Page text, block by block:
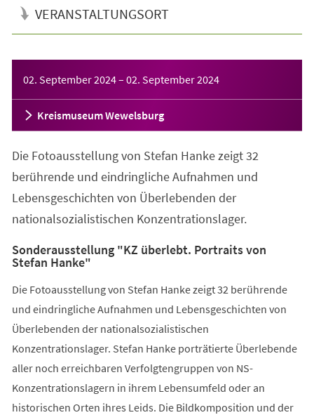
VERANSTALTUNGSORT
02. September 2024– 02. September 2024
Kreismuseum Wewelsburg
Die Fotoausstellung von Stefan Hanke zeigt 32
berührende und eindringliche Aufnahmen und
Lebensgeschichten von Überlebenden der
nationalsozialistischen Konzentrationslager.
Sonderausstellung "KZ überlebt. Portraits von
Stefan Hanke"
Die Fotoausstellung von Stefan Hanke zeigt 32 berührende
und eindringliche Aufnahmen und Lebensgeschichten von
Überlebenden der nationalsozialistischen
Konzentrationslager. Stefan Hanke porträtierte Überlebende
aller noch erreichbaren Verfolgtengruppen von NS-
Konzentrationslagern in ihrem Lebensumfeld oder an
historischen Orten ihres Leids. Die Bildkomposition und der